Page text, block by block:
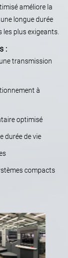
améliore la
longue durée
plus exigeants.
:
transmission
à
optimisé
durée de vie
compacts